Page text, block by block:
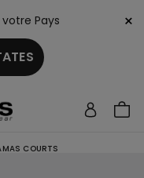
Pays ×
COURTS